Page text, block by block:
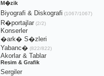
M�zik
Biyografi & Diskografi (1067/1067)
R�portajlar(2/2)
Konserler
�ark� S�zleri
Yabanc�(822/822)
Akorlar & Tablar
Resim & Grafik
Sergiler